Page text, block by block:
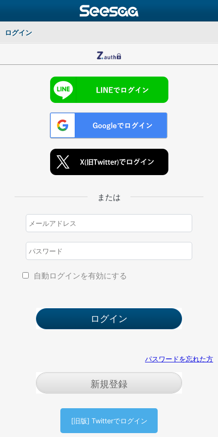
ログイン
または
自動ログインを有効にする
パスワードを忘れた方
新規登録
[旧版] Twitterでログイン